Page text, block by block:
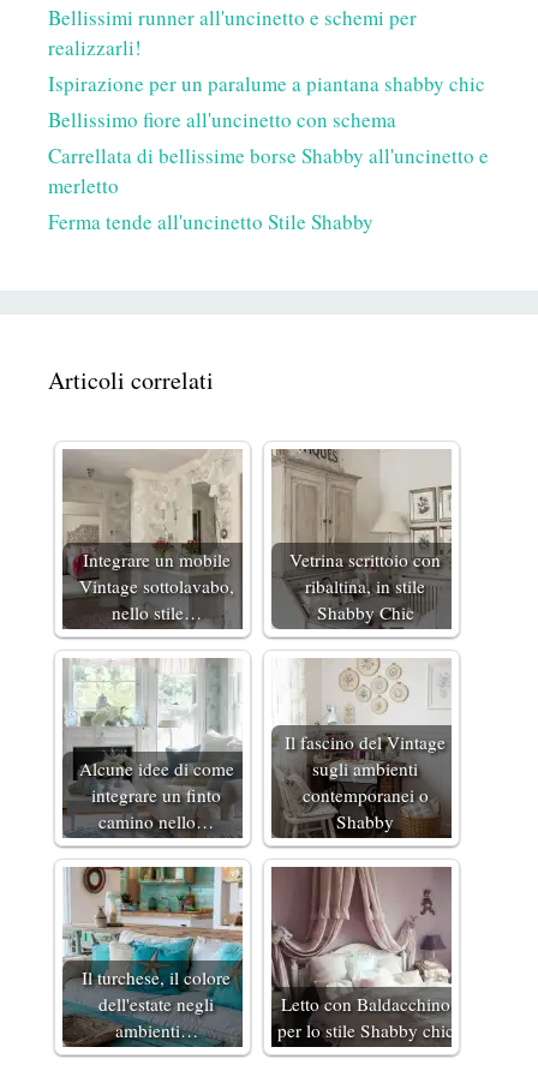
Bellissimi runner all'uncinetto e schemi per
realizzarli!
Ispirazione per un paralume a piantana shabby chic
Bellissimo fiore all'uncinetto con schema
Carrellata di bellissime borse Shabby all'uncinetto e
merletto
Ferma tende all'uncinetto Stile Shabby
Articoli correlati
Integrare un mobile
Vintage sottolavabo,
nello stile…
Vetrina scrittoio con
ribaltina, in stile
Shabby Chic
Alcune idee di come
integrare un finto
camino nello…
Il fascino del Vintage
sugli ambienti
contemporanei o
Shabby
Il turchese, il colore
dell'estate negli
ambienti…
Letto con Baldacchino
per lo stile Shabby chic